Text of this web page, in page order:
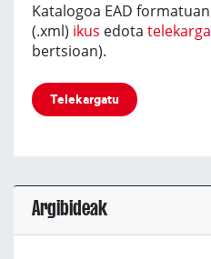
Katalogoa EAD formatuan
(.xml) ikus edota telekarga
bertsioan).
Telekargatu
Argibideak